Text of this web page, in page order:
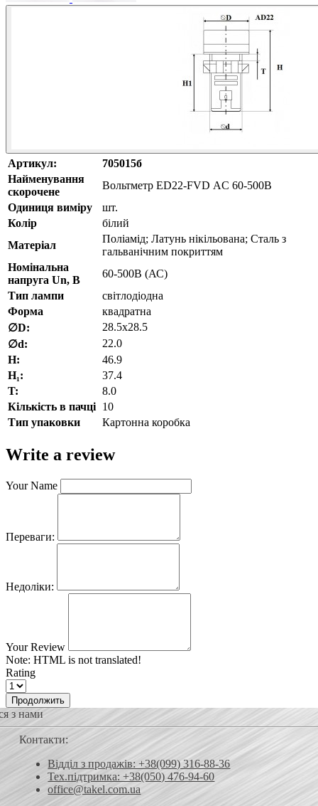
Артикул:
705015б
Найменування
скорочене
Вольтметр ED22-FVD АC 60-500В
Одиниця виміру
шт.
Колір
білий
Матеріал
Поліамід; Латунь нікільована; Сталь з
гальванічним покриттям
Номінальна
напруга Un, В
60-500В (АС)
Тип лампи
світлодіодна
Форма
квадратна
∅D:
28.5х28.5
∅d:
22.0
H:
46.9
H₁:
37.4
T:
8.0
Кількість в пачці 10
Тип упаковки
Картонна коробка
Write a review
Your Name
Переваги:
Недоліки:
Your Review
Note: HTML is not translated!
Rating
Продолжить
з нами
Контакти:
Відділ з продажів: +38(099) 316-88-36
Тех.підтримка: +38(050) 476-94-60
office@takel.com.ua